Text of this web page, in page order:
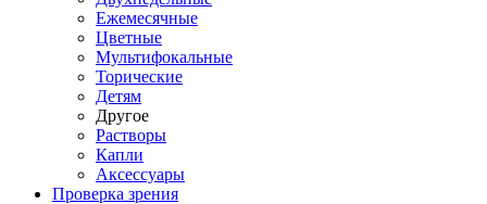
Ежемесячные
Цветные
Мультифокальные
Торические
Детям
Другое
Растворы
Капли
Аксессуары
Проверка зрения